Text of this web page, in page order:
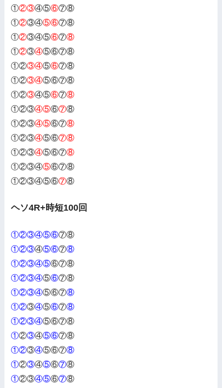
①②③④⑤⑥⑦⑧
①②③④⑤⑥⑦⑧
①②③④⑤⑥⑦⑧
①②③④⑤⑥⑦⑧
①②③④⑤⑥⑦⑧
①②③④⑤⑥⑦⑧
①②③④⑤⑥⑦⑧
①②③④⑤⑥⑦⑧
①②③④⑤⑥⑦⑧
①②③④⑤⑥⑦⑧
①②③④⑤⑥⑦⑧
①②③④⑤⑥⑦⑧
①②③④⑤⑥⑦⑧
ヘソ4R+時短100回
①②③④⑤⑥⑦⑧
①②③④⑤⑥⑦⑧
①②③④⑤⑥⑦⑧
①②③④⑤⑥⑦⑧
①②③④⑤⑥⑦⑧
①②③④⑤⑥⑦⑧
①②③④⑤⑥⑦⑧
①②③④⑤⑥⑦⑧
①②③④⑤⑥⑦⑧
①②③④⑤⑥⑦⑧
①②③④⑤⑥⑦⑧